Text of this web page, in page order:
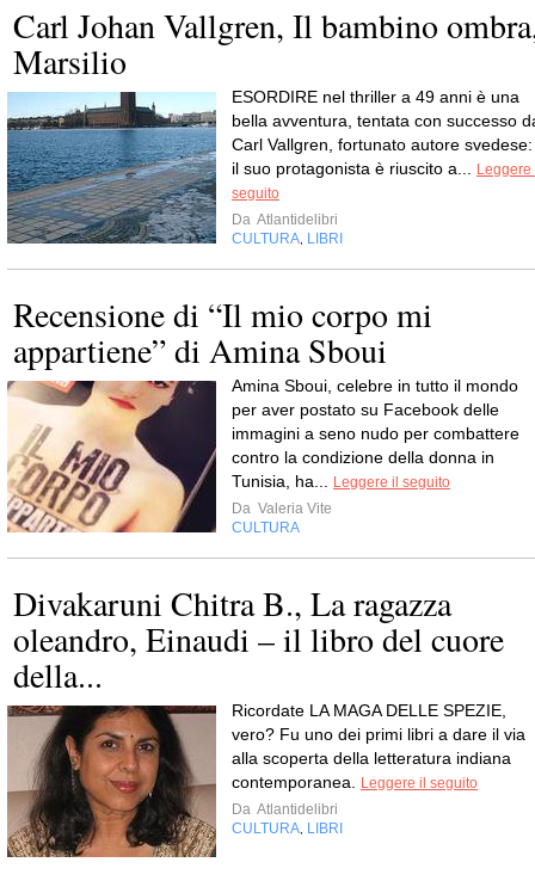
Carl Johan Vallgren, Il bambino
Marsilio
ESORDIRE nel thriller a 49 anni è una
bella avventura, tentata con successo
Carl Vallgren, fortunato autore svedese:
il suo protagonista è riuscito a...
Leggere
seguito
Da Atlantidelibri
CULTURA LIBRI
Recensione di “Il mio corpo mi
appartiene” di Amina Sboui
Amina Sboui, celebre in tutto il mondo
per aver postato su Facebook delle
immagini a seno nudo per combattere
contro la condizione della donna in
Tunisia, ha...
Leggere il seguito
Da Valeria Vite
CULTURA
Divakaruni Chitra B., La ragazza
oleandro, Einaudi – il libro del cuore
della...
Ricordate LA MAGA DELLE SPEZIE,
vero? Fu uno dei primi libri a dare il via
alla scoperta della letteratura indiana
contemporanea.
Leggere il seguito
Da Atlantidelibri
CULTURA LIBRI